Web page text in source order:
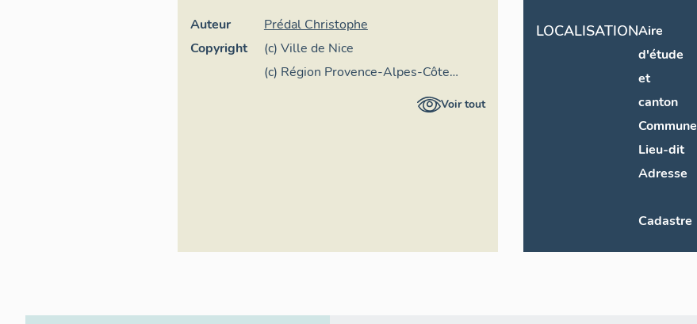
Auteur
Prédal Christophe
Copyright
(c) Ville de Nice
(c) Région Provence-Alpes-Côte
Voir tout
LOCALISATIONAire
d'étude
et
canton
Commune
Lieu-dit
Adresse
Cadastre